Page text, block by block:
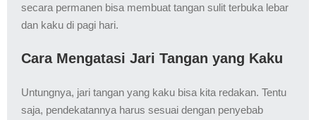
secara permanen bisa membuat tangan sulit terbuka lebar
dan kaku di pagi hari.
Cara Mengatasi Jari Tangan yang Kaku
Untungnya, jari tangan yang kaku bisa kita redakan. Tentu
saja, pendekatannya harus sesuai dengan penyebab